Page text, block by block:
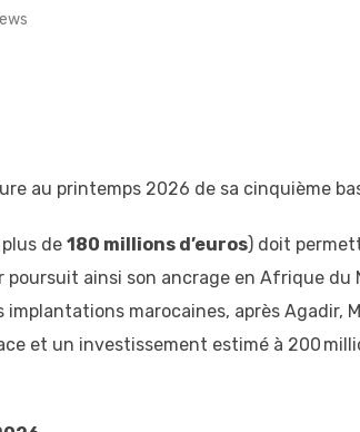
au printemps 2026 de sa cinquième
de 180 millions d’euros) doit
ainsi son ancrage en Afrique du
marocaines, après Agadir,
et un investissement estimé à 200